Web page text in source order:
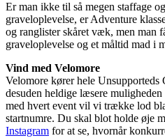
Er man ikke til så megen staffage
graveloplevelse, er Adventure
og ranglister skåret væk, men man
graveloplevelse og et måltid mad i
Vind med Velomore
Velomore kører hele
desuden heldige læsere
med hvert event vil vi trække lod
startnumre. Du skal blot holde øje
Instagram for at se, hvornår